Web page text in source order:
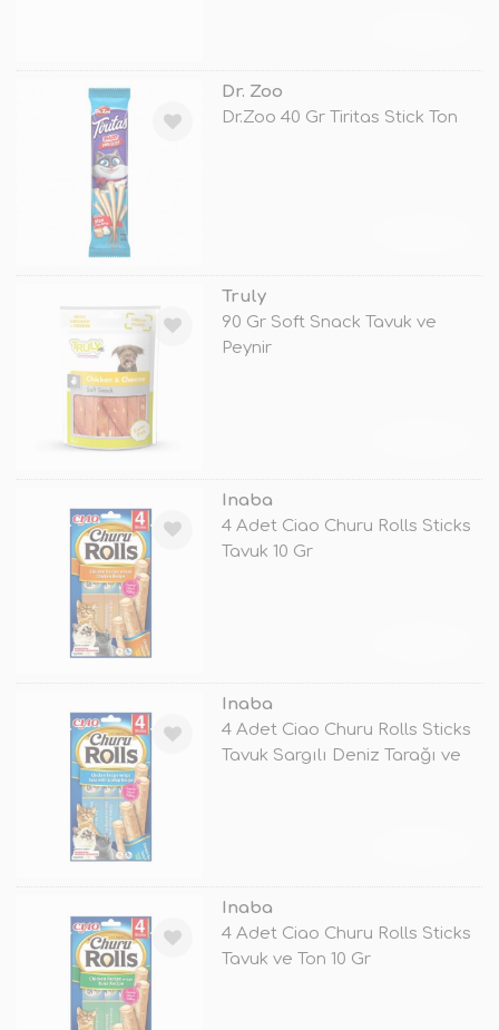
Dr. Zoo
Dr.Zoo 40 Gr Tiritas Stick Ton
Truly
90 Gr Soft Snack Tavuk ve
Peynir
Inaba
4 Adet Ciao Churu Rolls Sticks
Tavuk 10 Gr
Inaba
4 Adet Ciao Churu Rolls Sticks
Tavuk Sargılı Deniz Tarağı ve
Inaba
4 Adet Ciao Churu Rolls Sticks
Tavuk ve Ton 10 Gr